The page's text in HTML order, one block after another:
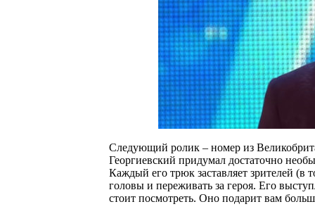
Следующий ролик – номер из
Георгиевский придумал достаточно
Каждый его трюк заставляет зрителей (в
головы и переживать за героя. Его
стоит посмотреть. Оно подарит вам